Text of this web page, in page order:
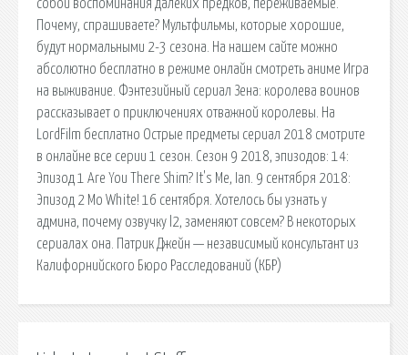
собой воспоминания далёких предков, переживаемые.
Почему, спрашиваете? Мультфильмы, которые хорошие,
будут нормальными 2-3 сезона. На нашем сайте можно
абсолютно бесплатно в режиме онлайн смотреть аниме Игра
на выживание. Фэнтезийный сериал Зена: королева воинов
рассказывает о приключениях отважной королевы. На
LordFilm бесплатно Острые предметы сериал 2018 смотрите
в онлайне все серии 1 сезон. Сезон 9 2018, эпизодов: 14:
Эпизод 1 Are You There Shim? It's Me, Ian. 9 сентября 2018:
Эпизод 2 Mo White! 16 сентября. Хотелось бы узнать у
админа, почему озвучку l2, заменяют совсем? В некоторых
сериалах она. Патрик Джейн — независимый консультант из
Калифорнийского Бюро Расследований (КБР)